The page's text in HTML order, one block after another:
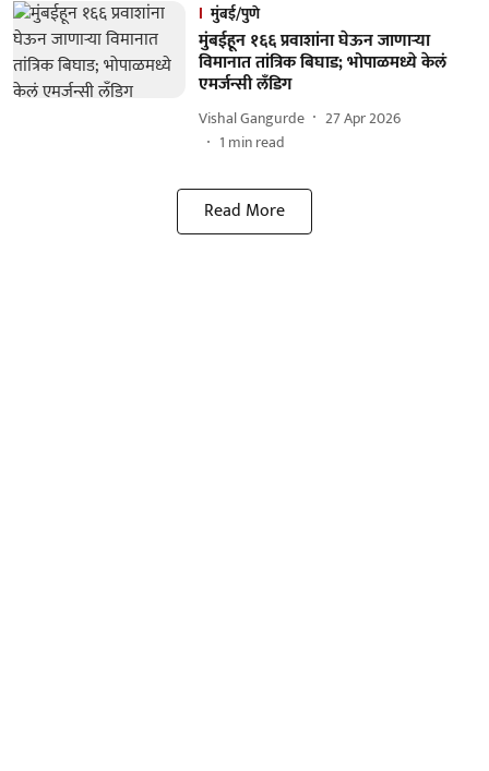
मुंबई/पुणे
मुंबईहून १६६ प्रवाशांना घेऊन जाणाऱ्या
विमानात तांत्रिक बिघाड; भोपाळमध्ये केलं
एमर्जन्सी लँडिग
Vishal Gangurde
27 Apr 2026
1 min read
Read More